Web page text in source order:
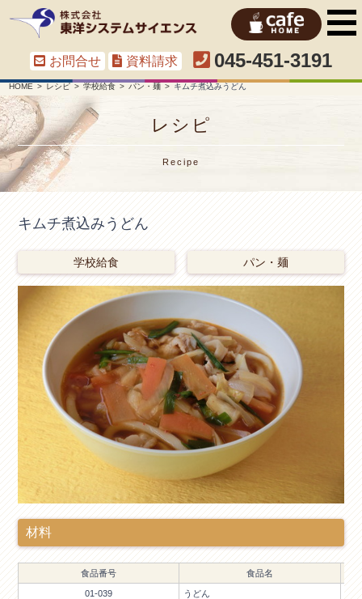
お問合せ 資料請求 045-451-3191
HOME レシピ 学校給食 パン・麺 キムチ煮込みうどん
レシピ
Recipe
キムチ煮込みうどん
学校給食 パン・麺
材料
食品番号 食品名
01-039 うどん